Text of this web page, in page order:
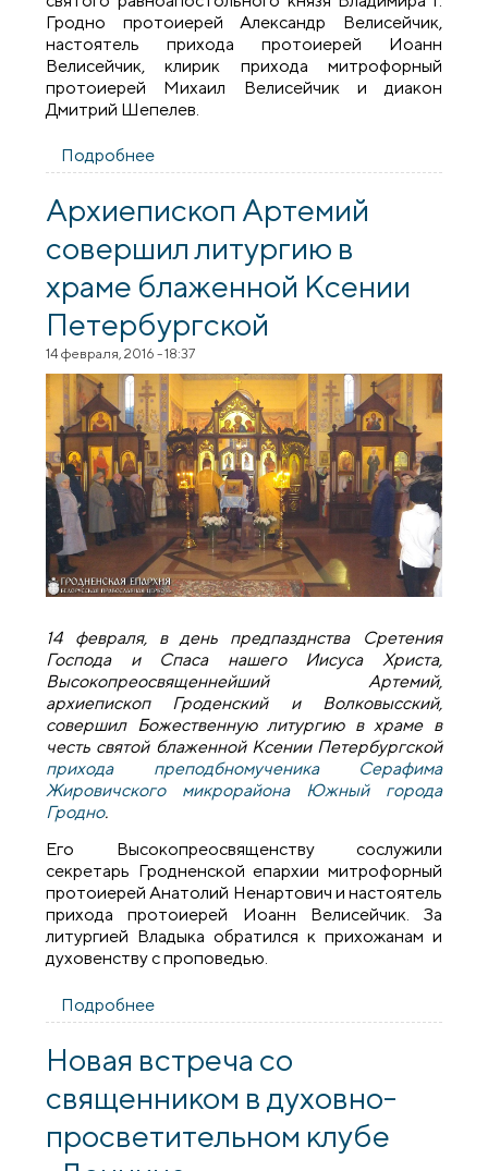
Гродно протоиерей Александр Велисейчик,
настоятель прихода протоиерей Иоанн
Велисейчик, клирик прихода митрофорный
протоиерей Михаил Велисейчик и диакон
Дмитрий Шепелев.
Подробнее
литургию в храме в честь блаженной
Ксении Петербургской города Гродно
Архиепископ Артемий
совершил литургию в
храме блаженной Ксении
Петербургской
14 февраля, 2016 - 18:37
14 февраля, в день предпазднства Сретения
Господа и Спаса нашего Иисуса Христа,
Высокопреосвященнейший Артемий,
архиепископ Гроденский и Волковысский,
совершил Божественную литургию в храме в
честь святой блаженной Ксении Петербургской
прихода преподбномученика Серафима
Жировичского микрорайона Южный города
Гродно.
Его Высокопреосвященству сослужили
секретарь Гродненской епархии митрофорный
протоиерей Анатолий Ненартович и настоятель
прихода протоиерей Иоанн Велисейчик. За
литургией Владыка обратился к прихожанам и
духовенству с проповедью.
Подробнее
литургию в храме блаженной Ксении
Новая встреча со
священником в духовно-
просветительном клубе